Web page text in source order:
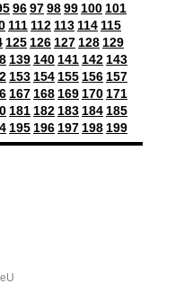
96979899 100 101
111 112 113 114 115
125 126 127 128 129
139 140 141 142 143
153 154 155 156 157
167 168 169 170 171
181 182 183 184 185
195 196 197 198 199